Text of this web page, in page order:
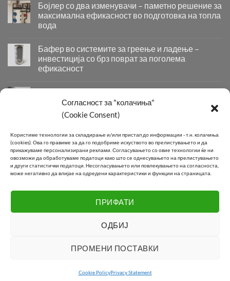
Согласност за "колачиња"
(Cookie Consent)
Kористиме технологии за складирање и/или пристап до информации - т.н. колачиња
(cookies).Ова го правиме за да го подобриме искуството во прелистувањето и да
прикажуваме персонализирани реклами.Согласувањето со овие технологии ќе ни
овозможи да обработуваме податоци како што се однесувањето на прелистувањето
и други статистички податоци.Несогласувањето или повлекувањето на согласноста,
може негативно да влијае на одредени карактеристики и функции на страницата.
ПРИФАТИ
ОДБИЈ
ПРОМЕНИ ПОСТАВКИ
Cookie PolicyPrivacy Statement
Бојлер со два изменувачи – паметно решение за
максимална ефикасност во подготовка на топла
вода
со
два
изменувачи
–
решение
максимална
ефикасност
подготовка
на
топла
вода
Бафер во системите за греење и ладење –
инвестиција со брз поврат за поголема
ефикасност
во
–
инвестиција
со
брз
поврат
Придобивки од Инсталирање на Современи
Системи за Греење и Ладење
Придобивки
Современи
Системи
за
Греење
Ладење
КОНТАКТ
Телефон:+389 2 2581 800
+389 2 2550 118
On
ЈОКИ ДООЕЛ 2026 ©